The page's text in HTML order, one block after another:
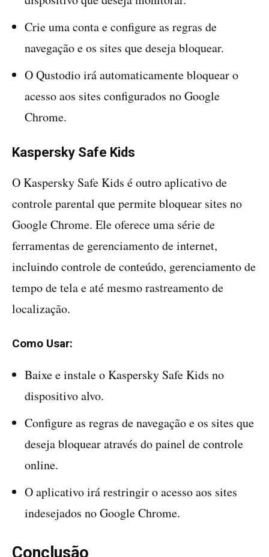
Crie uma conta e configure as regras de
navegação e os sites que deseja bloquear.
O Qustodio irá automaticamente bloquear o
acesso aos sites configurados no Google
Chrome.
Kaspersky Safe Kids
O Kaspersky Safe Kids é outro aplicativo de
controle parental que permite bloquear sites no
Google Chrome. Ele oferece uma série de
ferramentas de gerenciamento de internet,
incluindo controle de conteúdo, gerenciamento de
tempo de tela e até mesmo rastreamento de
localização.
Como Usar:
Baixe e instale o Kaspersky Safe Kids no
dispositivo alvo.
Configure as regras de navegação e os sites que
deseja bloquear através do painel de controle
online.
O aplicativo irá restringir o acesso aos sites
indesejados no Google Chrome.
Conclusão